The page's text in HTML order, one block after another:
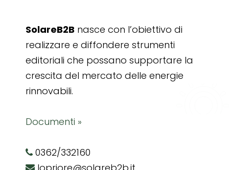
SolareB2B nasce con l’obiettivo di
realizzare e diffondere strumenti
editoriali che possano supportare la
crescita del mercato delle energie
rinnovabili.
Documenti »
0362/332160